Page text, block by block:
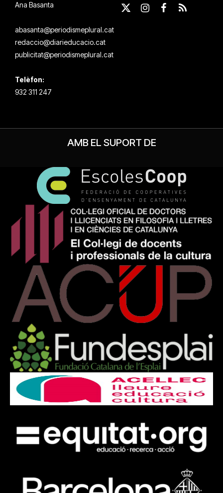
Ana Basanta
abasanta@periodismeplural.cat
redaccio@diarieducacio.cat
publicitat@periodismeplural.cat
Telèfon:
932 311 247
X
InstagramFacebook
RSS
AMB EL SUPORT DE